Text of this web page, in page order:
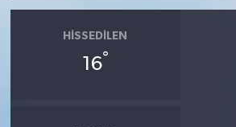
HISSEDILEN
16°